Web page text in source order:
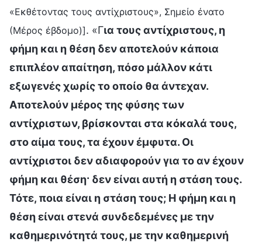
«Εκθέτοντας τους αντίχριστους», Σημείο ένατο
(Μέρος έβδομο)]. «Για τους αντίχριστους, η
φήμη και η θέση δεν αποτελούν κάποια
επιπλέον απαίτηση, πόσο μάλλον κάτι
εξωγενές χωρίς το οποίο θα άντεχαν.
Αποτελούν μέρος της φύσης των
αντίχριστων, βρίσκονται στα κόκαλά τους,
στο αίμα τους, τα έχουν έμφυτα. Οι
αντίχριστοι δεν αδιαφορούν για το αν έχουν
φήμη και θέση· δεν είναι αυτή η στάση τους.
Τότε, ποια είναι η στάση τους; Η φήμη και η
θέση είναι στενά συνδεδεμένες με την
καθημερινότητά τους, με την καθημερινή